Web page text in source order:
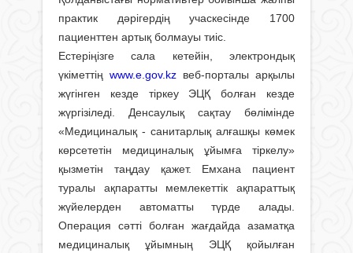
практик дәрігердің учаскесінде 1700
пациенттен артық болмауы тиіс.
Естеріңізге сала кетейін, электрондық
үкіметтің www.e.gov.kz веб-порталы арқылы
жүгінген кезде тіркеу ЭЦҚ болған кезде
жүргізіледі. Денсаулық сақтау бөлімінде
«Медициналық - санитарлық алғашқы көмек
көрсететін медициналық ұйымға тіркелу»
қызметін таңдау қажет. Емхана пациент
туралы ақпаратты мемлекеттік ақпараттық
жүйелерден автоматты түрде алады.
Операция сәтті болған жағдайда азаматқа
медициналық ұйымның ЭЦҚ қойылған